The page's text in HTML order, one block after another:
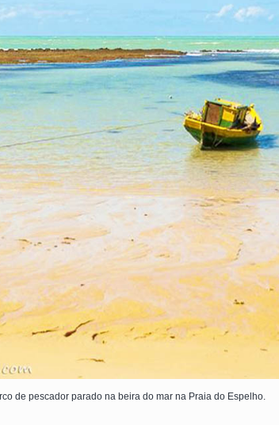
de pescador parado na beira do mar na Praia do Espelho.